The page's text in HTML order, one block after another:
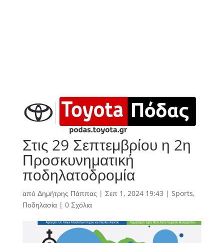
Στις 29 Σεπτεμβρίου η 2η
Προσκυνηματική
ποδηλατοδρομία
από Δημήτρης Πάππας | Σεπ 1, 2024 19:43 | Sports,
Ποδηλασία| 0 Σχόλια